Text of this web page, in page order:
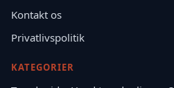
Kontakt os
Privatlivspolitik
KATEGORIER